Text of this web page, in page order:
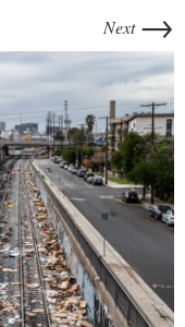
Next →